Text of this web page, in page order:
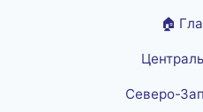
🏠
Северо-